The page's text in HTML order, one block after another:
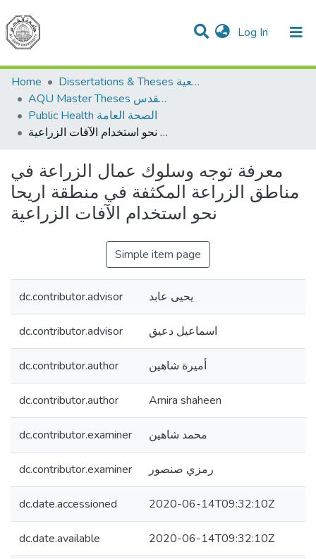
Log In (current)
Communities & Collections
All of DSpace
Home
Dissertations & Theses الرسائل الجامعية
AQU Master Theses الرسائل الجامعية الخاصة بجامعة القدس
Public Health الصحة العامة
معرفة توجه وسلوك عمال الزراعة في مناطق الزراعة المكثفة في منطقة اريحا نحو استخدام الآفات الزراعية
معرفة توجه وسلوك عمال الزراعة في
مناطق الزراعة المكثفة في منطقة اريحا
نحو استخدام الآفات الزراعية
Simple item page
dc.contributor.advisor يحيى عابد
dc.contributor.advisor اسماعيل دعيق
dc.contributor.author أميرة شاهين
dc.contributor.author Amira shaheen
dc.contributor.examiner محمد شاهين
dc.contributor.examiner رمزي صنصور
dc.date.accessioned 2020-06-14T09:32:10Z
dc.date.available 2020-06-14T09:32:10Z